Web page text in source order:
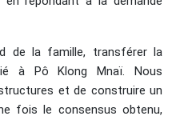
de la famille, transférer la
à Pô Klong Mnaï. Nous
et de construire un
fois le consensus obtenu,